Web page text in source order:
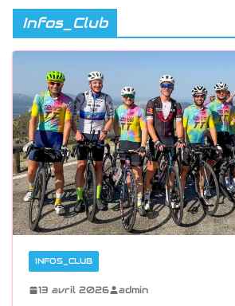
Infos_Club
INFOS_CLUB
13 avril 2026 admin